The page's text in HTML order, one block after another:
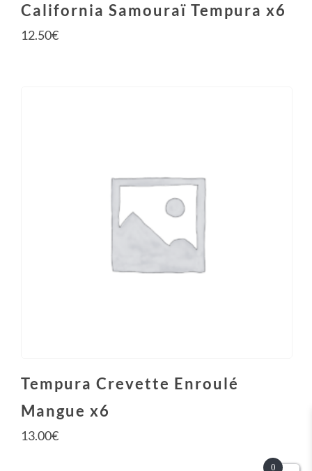
California Samouraï Tempura x6
12.50€
Tempura Crevette Enroulé
Mangue x6
13.00€
0